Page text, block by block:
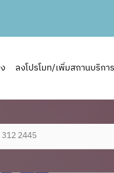
ลงโปรโมท/เพิ่มสถานบริการ
312 2445